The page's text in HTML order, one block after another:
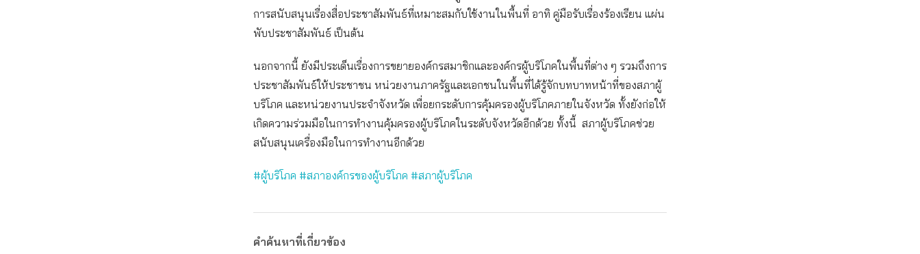
การสนับสนุนเรื่องสื่อประชาสัมพันธ์ที่เหมาะสมกับใช้งานในพื้นที่ อาทิ คู่มือรับเรื่องร้องเรียน แผ่น
พับประชาสัมพันธ์ เป็นต้น
นอกจากนี้ ยังมีประเด็นเรื่องการขยายองค์กรสมาชิกและองค์กรผู้บริโภคในพื้นที่ต่าง ๆ รวมถึงการ
ประชาสัมพันธ์ให้ประชาชน หน่วยงานภาครัฐและเอกชนในพื้นที่ได้รู้จักบทบาทหน้าที่ของสภาผู้
บริโภค และหน่วยงานประจำจังหวัด เพื่อยกระดับการคุ้มครองผู้บริโภคภายในจังหวัด ทั้งยังก่อให้
เกิดความร่วมมือในการทำงานคุ้มครองผู้บริโภคในระดับจังหวัดอีกด้วย ทั้งนี้ สภาผู้บริโภคช่วย
สนับสนุนเครื่องมือในการทำงานอีกด้วย
#ผู้บริโภค #สภาองค์กรของผู้บริโภค #สภาผู้บริโภค
คำค้นหาที่เกี่ยวข้อง